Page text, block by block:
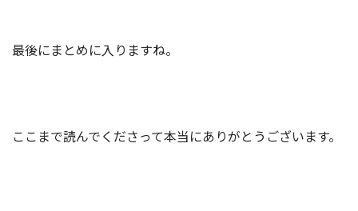
最後にまとめに入りますね。
ここまで読んでくださって本当にありがとうございます。